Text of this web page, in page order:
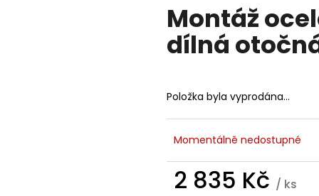
produktu
je
0,0
z
Montáž
dílná
Položka byla vyprodána…
Momentálně nedostupné
2 835 Kč / ks
HLEDAT